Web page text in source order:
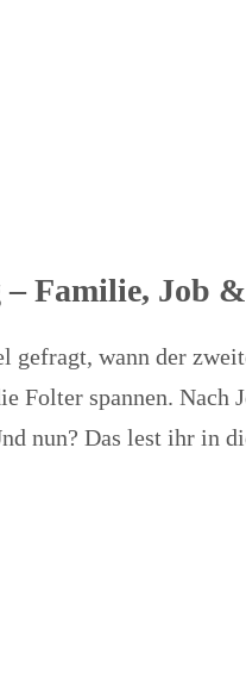
Familie, Job
gefragt, wann der
Folter spannen.
nun? Das lest ihr in